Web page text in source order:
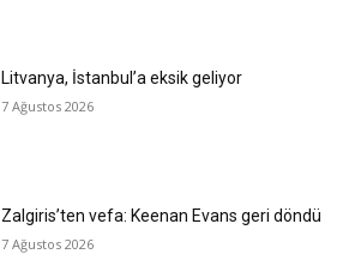
Litvanya, İstanbul’a eksik geliyor
7 Ağustos 2026
Zalgiris’ten vefa: Keenan Evans geri döndü
7 Ağustos 2026